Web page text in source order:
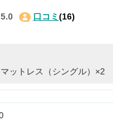
5.0 口コミ (16)
マットレス（シングル）×2